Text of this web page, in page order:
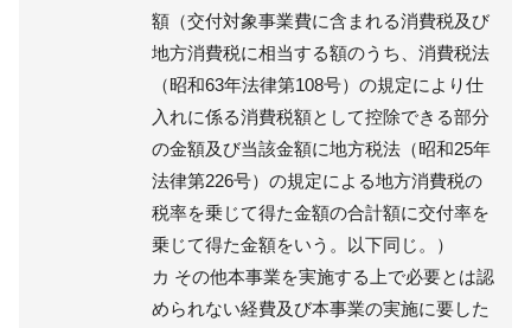
額（交付対象事業費に含まれる消費税及び
地方消費税に相当する額のうち、消費税法
（昭和63年法律第108号）の規定により仕
入れに係る消費税額として控除できる部分
の金額及び当該金額に地方税法（昭和25年
法律第226号）の規定による地方消費税の
税率を乗じて得た金額の合計額に交付率を
乗じて得た金額をいう。以下同じ。）
カ その他本事業を実施する上で必要とは認
められない経費及び本事業の実施に要した